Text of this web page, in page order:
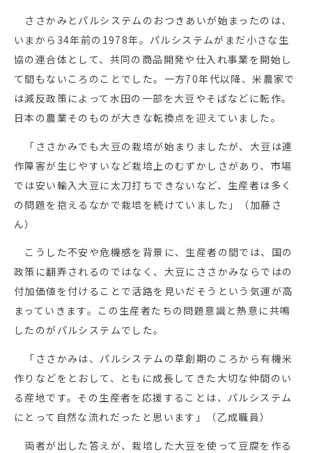
ささかみとパルシステムのおつきあいが始まったのは、
いまから34年前の1978年。パルシステムがまだ小さな生
協の連合体として、共同の商品開発や仕入れ事業を開始し
て間もないころのことでした。一方70年代以降、米農家で
は減反政策によって水田の一部を大豆やそばなどに転作。
日本の農業そのものが大きな転換点を迎えていました。
「ささかみでも大豆の栽培が始まりましたが、大豆は連
作障害が生じやすいなど栽培上のむずかしさがあり、市場
では安い輸入大豆に太刀打ちできないなど、生産者は多く
の問題を抱えるなかで栽培を続けていました」（加藤さ
ん）
こうした不安や危機感を背景に、生産者の間では、国の
政策に翻弄されるのではなく、大豆にささかみならではの
付加価値を付けることで活路を見いだそうという気運が高
まっていきます。この生産者たちの問題意識と熱意に共鳴
したのがパルシステムでした。
「ささかみは、パルシステムの草創期のころから有機米
作りなどをとおして、ともに成長してきた大切な仲間のい
る産地です。その生産者を応援することは、パルシステム
にとって自然な流れだったと思います」（乙成職員）
両者が出した答えが、栽培した大豆を使って豆腐を作る